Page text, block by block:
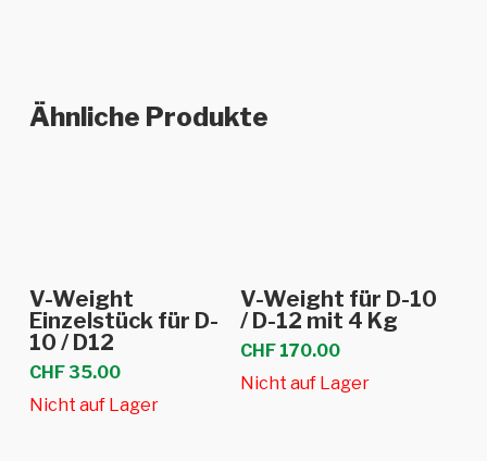
Ähnliche Produkte
Weiterlesen
V-Weight
Einzelstück für D-
10 / D12
CHF35.00
Nicht auf Lager
Weiterlesen
V-Weight für D-10
/ D-12 mit 4 Kg
CHF 170.00
Nicht auf Lager